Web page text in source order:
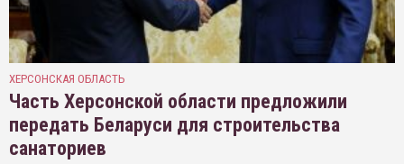
ХЕРСОНСКАЯ ОБЛАСТЬ
Часть Херсонской области предложили
передать Беларуси для строительства
санаториев